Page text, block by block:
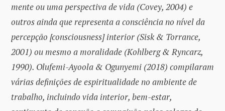
mente ou uma perspectiva de vida (Covey, 2004) e
outros ainda que representa a consciência no nível da
percepção [consciousness] interior (Sisk & Torrance,
2001) ou mesmo a moralidade (Kohlberg & Ryncarz,
1990). Olufemi-Ayoola & Ogunyemi (2018) compilaram
várias definições de espiritualidade no ambiente de
trabalho, incluindo vida interior, bem-estar,